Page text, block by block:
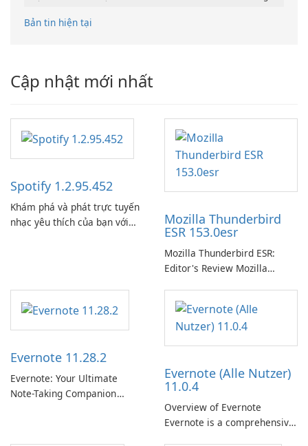
Bản tin hiện tại
Cập nhật mới nhất
Spotify 1.2.95.452
Khám phá và phát trực tuyến
nhạc yêu thích của bạn với
Mozilla Thunderbird
ESR 153.0esr
Mozilla Thunderbird ESR:
Editor's Review Mozilla
Support Release) is the long-
term support channel of the
Thunderbird desktop email
client designed for
need predictable …
Evernote 11.28.2
Evernote: Your Ultimate
Note-Taking Companion
Evernote (Alle Nutzer)
11.0.4
Overview of Evernote
Evernote is a comprehensive